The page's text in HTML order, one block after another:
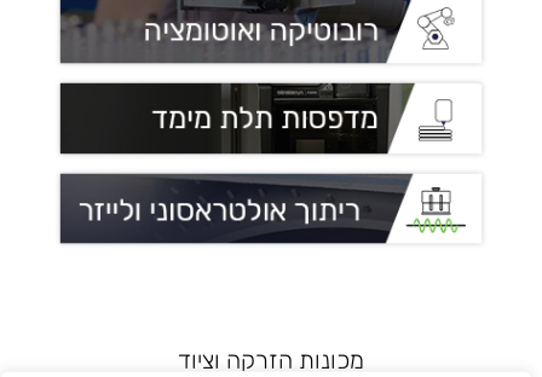
מכונות הזרקה וציוד